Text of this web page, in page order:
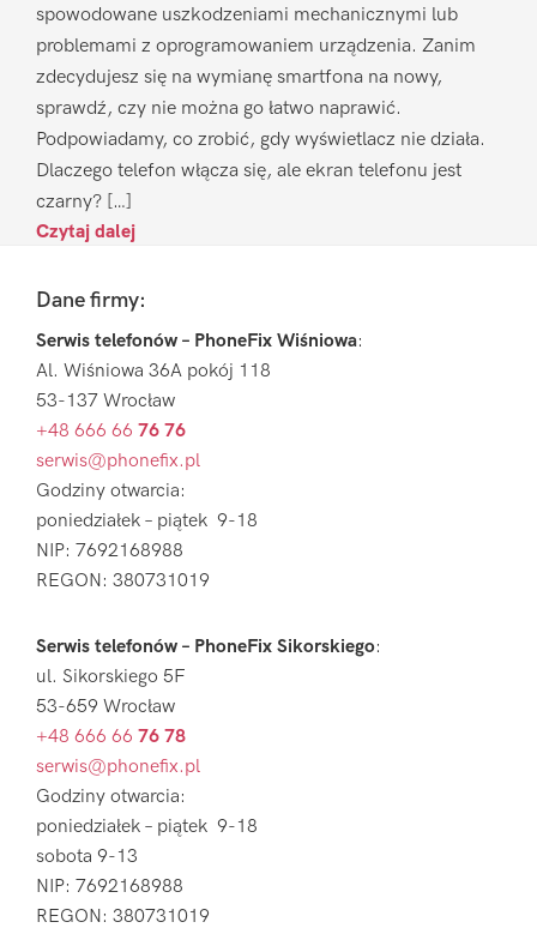
spowodowane uszkodzeniami mechanicznymi lub
problemami z oprogramowaniem urządzenia. Zanim
zdecydujesz się na wymianę smartfona na nowy,
sprawdź, czy nie można go łatwo naprawić.
Podpowiadamy, co zrobić, gdy wyświetlacz nie działa.
Dlaczego telefon włącza się, ale ekran telefonu jest
czarny? […]
Czytaj dalej
FooterDane firmy:
Serwis telefonów – PhoneFix Wiśniowa:
Al. Wiśniowa 36A pokój 118
53-137 Wrocław
+48 666 66 76 76
serwis@phonefix.pl
Godziny otwarcia:
poniedziałek – piątek 9-18
NIP: 7692168988
REGON: 380731019
Serwis telefonów – PhoneFix Sikorskiego:
ul. Sikorskiego 5F
53-659 Wrocław
+48 666 66 76 78
serwis@phonefix.pl
Godziny otwarcia:
poniedziałek – piątek 9-18
sobota 9-13
NIP: 7692168988
REGON: 380731019